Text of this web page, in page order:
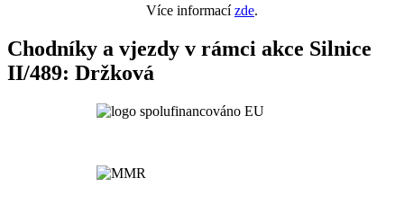
Více informacízde.
Chodníky a vjezdy v rámci akce Silnice
II/489: Držková